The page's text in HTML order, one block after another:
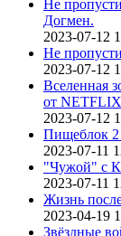
Не
Догмен.
2023-07-12
Не
2023-07-12
Вселенная
от
2023-07-12
Пищеблок 2
2023-07-11
"Чужой" с
2023-07-11
Жизнь
2023-04-19
Звёздные